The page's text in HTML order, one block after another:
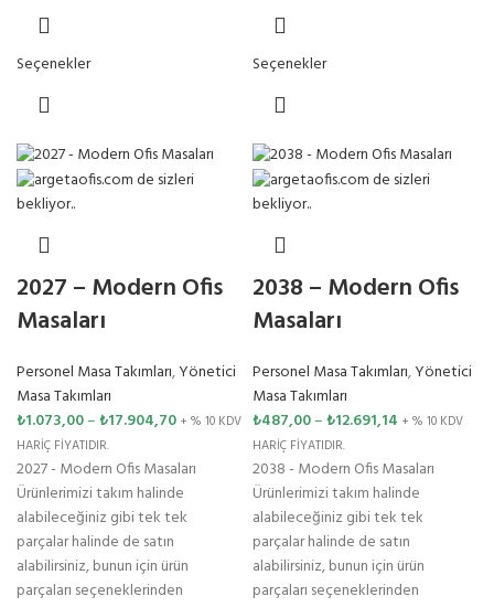
Seçenekler Seçenekler
2027 – Modern Ofis
Masaları
Personel Masa Takımları,Yönetici
Masa Takımları
₺1.073,00–₺17.904,70 + % 10 KDV
HARİÇ FİYATIDIR.
2027 - Modern Ofis Masaları
Ürünlerimizi takım halinde
alabileceğiniz gibi tek tek
parçalar halinde de satın
alabilirsiniz, bunun için ürün
parçaları seçeneklerinden
2038 – Modern Ofis
Masaları
Personel Masa Takımları,Yönetici
Masa Takımları
₺487,00–₺12.691,14 + % 10 KDV
HARİÇ FİYATIDIR.
2038 - Modern Ofis Masaları
Ürünlerimizi takım halinde
alabileceğiniz gibi tek tek
parçalar halinde de satın
alabilirsiniz, bunun için ürün
parçaları seçeneklerinden